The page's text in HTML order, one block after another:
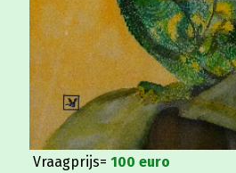
Vraagprijs= 100 euro